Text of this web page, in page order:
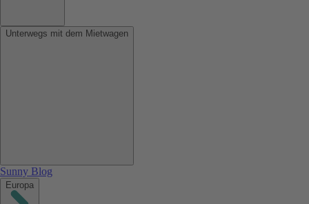
Unterwegs mit dem Mietwagen
Sunny Blog
Europa